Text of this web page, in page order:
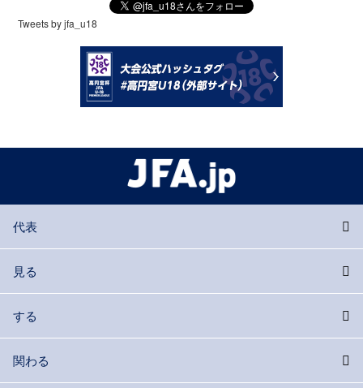
Tweets by jfa_u18
代表
見る
する
関わる